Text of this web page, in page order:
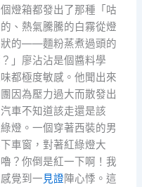
燈箱都發出了那種「咕
、熱氣騰騰的白霧從燈
狀的——麵粉蒸煮過頭的
」廖沾沾是個醬料學
都極度敏感。他聞出來
因為壓力過大而散發出
車不知道該走還是該
燈。一個穿著西裝的男
車窗，對著紅綠燈大
嚕？你倒是紅一下啊！我
覺到一見證陣心悸。這